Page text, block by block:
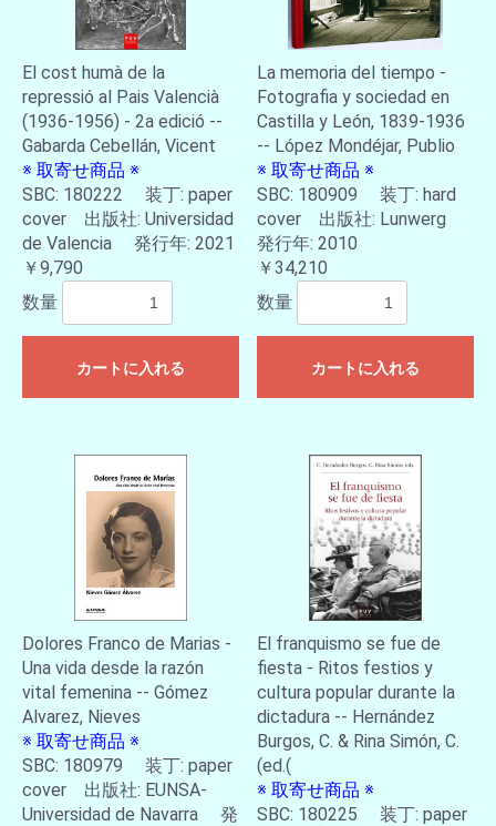
El cost humà de la
repressió al Pais Valencià
(1936-1956) - 2a edició --
Gabarda Cebellán, Vicent
※ 取寄せ商品 ※
SBC: 180222 装丁: paper
cover 出版社: Universidad
de Valencia 発行年: 2021
￥9,790
数量
カートに入れる
La memoria del tiempo -
Fotografia y sociedad en
Castilla y León, 1839-1936
-- López Mondéjar, Publio
※ 取寄せ商品 ※
SBC: 180909 装丁: hard
cover 出版社: Lunwerg
発行年: 2010
￥34,210
数量
カートに入れる
Dolores Franco de Marias -
Una vida desde la razón
vital femenina -- Gómez
Alvarez, Nieves
※ 取寄せ商品 ※
SBC: 180979 装丁: paper
cover 出版社: EUNSA-
Universidad de Navarra 発
El franquismo se fue de
fiesta - Ritos festios y
cultura popular durante la
dictadura -- Hernández
Burgos, C. & Rina Simón, C.
(ed.(
※ 取寄せ商品 ※
SBC: 180225 装丁: paper
お買い物を続ける カートへ進む